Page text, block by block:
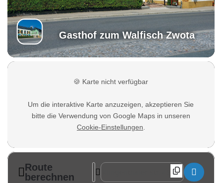
Gasthof zum Walfisch Zwota
🍪 Karte nicht verfügbar
Um die interaktive Karte anzuzeigen, akzeptieren Sie
bitte die Verwendung von Google Maps in unseren
Cookie-Einstellungen
Route
berechnen
Address - Hutzennachmittag im Gasthof
Destination Address -